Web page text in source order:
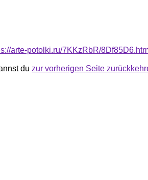
arte-potolki.ru/7KKzRbR/
du zur vorherigen Seite